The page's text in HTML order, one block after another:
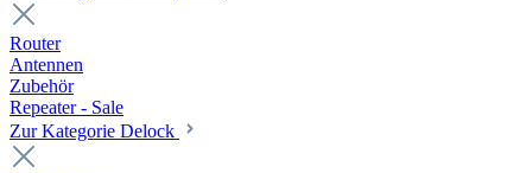
Router
Antennen
Zubehör
Repeater - Sale
Zur Kategorie Delock